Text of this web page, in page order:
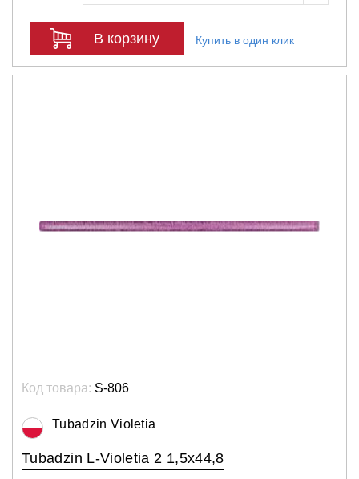
В корзину Купить в один клик
Код товара: S-806
Tubadzin Violetia
Tubadzin L-Violetia 2 1,5x44,8